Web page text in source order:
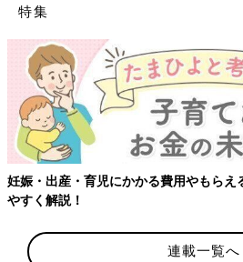
の混入を防ぐため）
する
⑦缶の底板をかぶせて長期保存のため
そして、異物、へこみ、密封性、重量
ます。
粉ミルクを作る埼玉県春日部工場は、
もカバーで覆われていて、すべての工
の手に触れることがありません。作業
ん作業着を着用しエアシャワーをする
に徹底しています。製造の各種工程
か、栄養成分検査、微生物検査などを
特集
妊娠・出産・育児にかかる費用やもらえ
やすく解説！
連載一覧へ